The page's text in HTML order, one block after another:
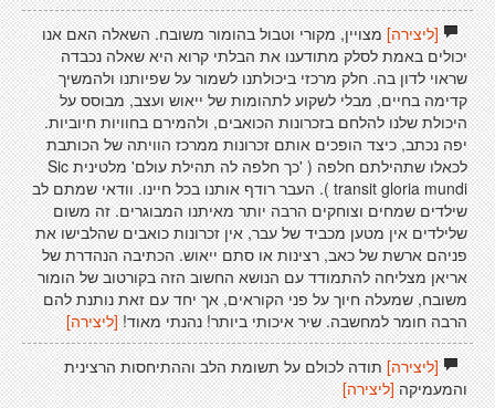
[ליצירה]מצויין, מקורי וטבול בהומור משובח. השאלה האם אנו
יכולים באמת לסלק מתודענו את הבלתי קרוא היא שאלה נכבדה
שראוי לדון בה. חלק מרכזי ביכולתנו לשמור על שפיותנו ולהמשיך
קדימה בחיים, מבלי לשקוע לתהומות של ייאוש ועצב, מבוסס על
היכולת שלנו להלחם בזכרונות הכואבים, ולהמירם בחוויות חיוביות.
יפה נכתב, כיצד הופכים אותם זכרונות ממרכז הוויתה של הכותבת
לכאלו שתהילתם חלפה ( 'כך חלפה לה תהילת עולם' מלטינית Sic
transit gloria mundi ). העבר רודף אותנו בכל חיינו. וודאי שמתם לב
שילדים שמחים וצוחקים הרבה יותר מאיתנו המבוגרים. זה משום
שלילדים אין מטען מכביד של עבר, אין זכרונות כואבים שהלבישו את
פניהם ארשת של כאב, רצינות או סתם ייאוש. הכתיבה הנהדרת של
אריאן מצליחה להתמודד עם הנושא החשוב הזה בקורטוב של הומור
משובח, שמעלה חיוך על פני הקוראים, אך יחד עם זאת נותנת להם
הרבה חומר למחשבה. שיר איכותי ביותר! נהנתי מאוד![ליצירה]
[ליצירה]תודה לכולם על תשומת הלב וההתיחסות הרצינית
והמעמיקה [ליצירה]